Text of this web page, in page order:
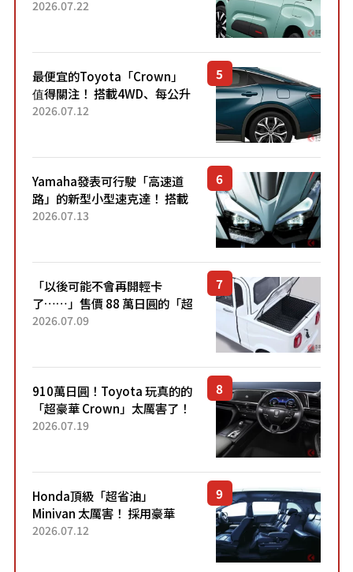
4.7公尺剛剛好的車身尺寸與
2026.07.22
最便宜的Toyota「Crown」
值得關注！ 搭載4WD、每公升
22.4公里低油耗表現超亮眼！
2026.07.12
Yamaha發表可行駛「高速道
路」的新型小型速克達！ 搭載
能享受超強勁「渦輪感」的動
2026.07.13
「以後可能不會再開輕卡
了……」售價 88 萬日圓的「超
迷你輕型貨車」引發兩極評
了！...
2026.07.09
910萬日圓！Toyota 玩真的的
「超豪華 Crown」太厲害了！
採用由「匠人技藝」打造的
2026.07.19
Honda頂級「超省油」
Minivan 太厲害！ 採用豪華
「真皮座椅」與專屬「黑色內
2026.07.12